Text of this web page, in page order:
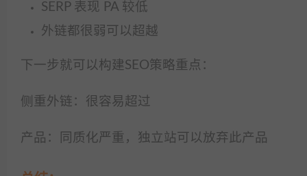
SERP 表现 PA 较低
外链都很弱可以超越
下一步就可以构建SEO策略重点：
侧重外链：很容易超过
产品：同质化严重，独立站可以放弃此产品